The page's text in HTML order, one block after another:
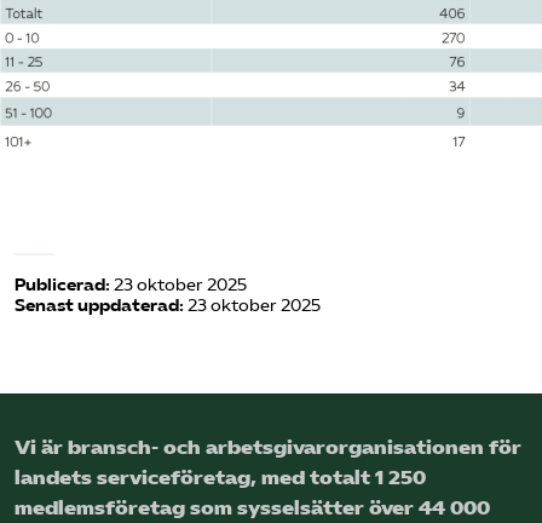
SRY
In English
Om webbplatsen
Beställ trycksaker
Publicerad: 23 oktober 2025
Senast uppdaterad: 23 oktober 2025
Vi är bransch- och arbetsgivar­organisationen för
landets service­företag, med totalt 1 250
medlems­företag som sysselsätter över 44 000